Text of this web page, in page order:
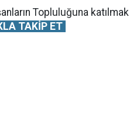
Topluluğuna katılmak
TAKİP ET